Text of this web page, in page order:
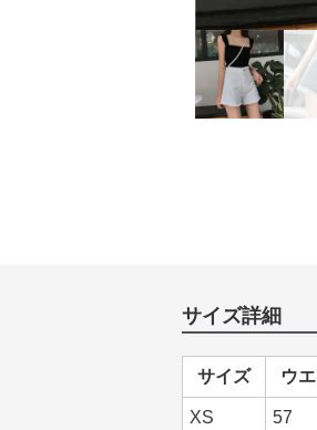
サイズ詳細
サイズ ウ
XS 57